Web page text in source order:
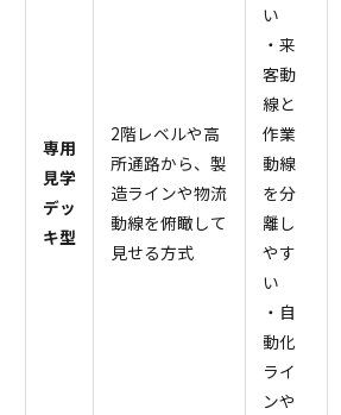
専用
見学
デッ
キ型
2階レベルや高
所通路から、製
造ラインや物流
動線を俯瞰して
見せる方式
い
・来
客動
線と
作業
動線
を分
離し
やす
い
・自
動化
ライ
ンや